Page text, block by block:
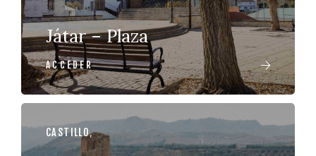
Játar – Plaza
ACCEDER
CASTILLO,